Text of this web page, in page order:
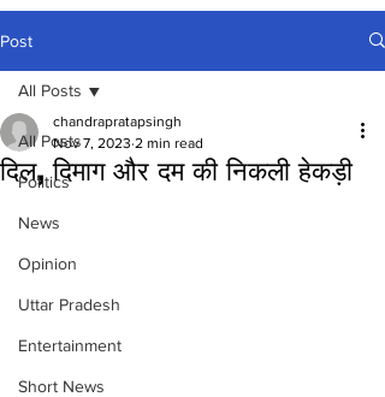
Post
All Posts
Politics
News
Opinion
Uttar Pradesh
Entertainment
Short News
All Posts
दिल, दिमाग और दम की निकली हेकड़ी
chandrapratapsingh
Nov 7, 2023 2 min read